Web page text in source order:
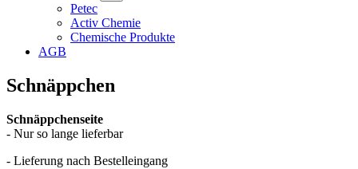
Petec
Activ Chemie
Chemische Produkte
AGB
Schnäppchen
Schnäppchenseite
- Nur so lange lieferbar
- Lieferung nach Bestelleingang